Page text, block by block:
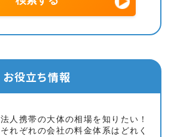
お役立ち情報
法人携帯の大体の相場を知りたい！
それぞれの会社の料金体系はどれく